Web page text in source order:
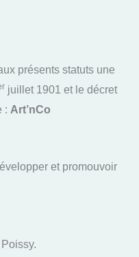
présents statuts une
juillet 1901 et le décret
: Art’nCo
et promouvoir